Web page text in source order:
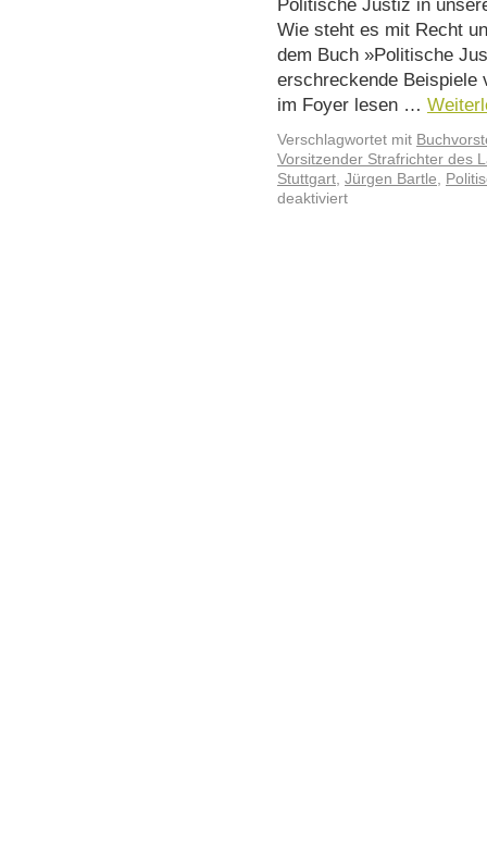
Politische Justiz in
Wie steht es mit Recht
dem Buch »Politische
erschreckende Beispiele
im Foyer lesen …
Verschlagwortet mit
Vorsitzender Strafrichter des
Stuttgart, Jürgen Bartle,
deaktiviert